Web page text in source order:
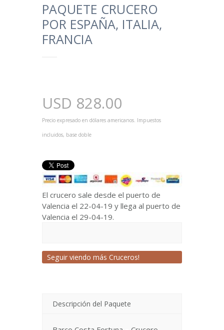
PAQUETE CRUCERO
POR ESPAÑA, ITALIA,
FRANCIA
USD 828.00
Precio expresado en dólares americanos. Impuestos
incluidos, base doble
El crucero sale desde el puerto de
Valencia el 22-04-19 y llega al puerto de
Valencia el 29-04-19.
Seguir viendo más Cruceros!
Descripción del Paquete